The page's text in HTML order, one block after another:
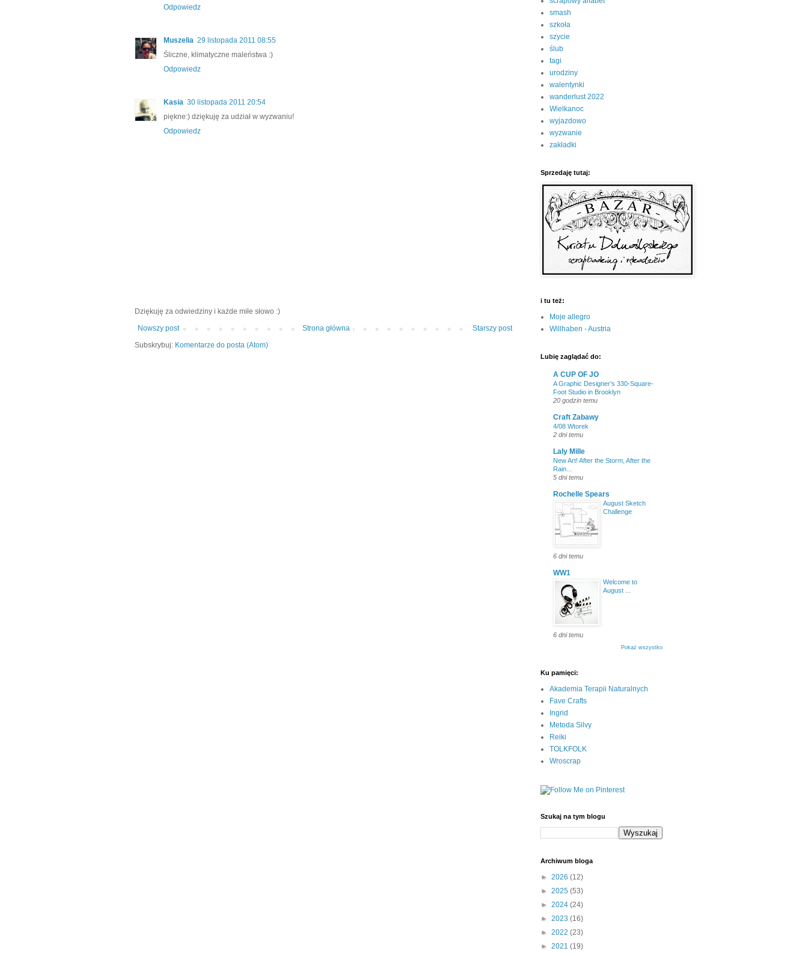
Odpowiedz
Muszelia 29 listopada 2011 08:55
Śliczne, klimatyczne maleństwa :)
Odpowiedz
Kasia 30 listopada 2011 20:54
piękne:) dziękuję za udział w wyzwaniu!
Odpowiedz
Dziękuję za odwiedziny i każde miłe słowo :)
Nowszy post
Starszy post
Strona główna
Subskrybuj: Komentarze do posta (Atom)
smash
szkoła
szycie
ślub
tagi
urodziny
walentynki
wanderlust 2022
Wielkanoc
wyjazdowo
wyzwanie
zakładki
Sprzedaję tutaj:
i tu też:
Moje allegro
Willhaben - Austria
Lubię zaglądać do:
A CUP OF JO
A Graphic Designer’s 330-Square-
Foot Studio in Brooklyn
20 godzin temu
Craft Zabawy
4/08 Wtorek
2 dni temu
Laly Mille
New Art! After the Storm, After the
Rain...
5 dni temu
Rochelle Spears
August Sketch
Challenge
6 dni temu
WW1
Welcome to
August ...
6 dni temu
Pokaż wszystko
Ku pamięci:
Akademia Terapii Naturalnych
Fave Crafts
Ingrid
Metoda Silvy
Reiki
TOLKFOLK
Wroscrap
Szukaj na tym blogu
Archiwum bloga
► 2026 (12)
► 2025 (53)
► 2024 (24)
► 2023 (16)
► 2022 (23)
► 2021 (19)